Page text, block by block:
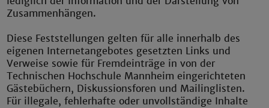
Zusammenhängen.
Diese Feststellungen gelten für alle innerhalb des
eigenen Internetangebotes gesetzten Links und
Verweise sowie für Fremdeinträge in von der
Technischen Hochschule Mannheim eingerichteten
Gästebüchern, Diskussionsforen und Mailinglisten.
Für illegale, fehlerhafte oder unvollständige Inhalte